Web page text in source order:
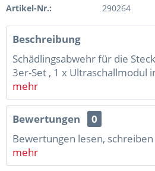
Artikel-Nr.: 290264
Beschreibung
Schädlingsabwehr für die
3er-Set , 1 x Ultraschallmodul
mehr
Bewertungen
0
Bewertungen lesen,
mehr